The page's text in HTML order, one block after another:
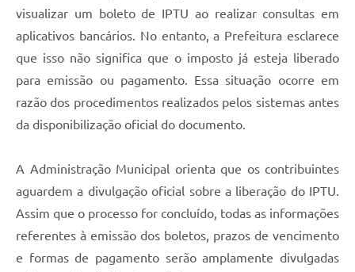
visualizar um boleto de IPTU ao realizar consultas em
aplicativos bancários. No entanto, a Prefeitura esclarece
que isso não significa que o imposto já esteja liberado
para emissão ou pagamento. Essa situação ocorre em
razão dos procedimentos realizados pelos sistemas antes
da disponibilização oficial do documento.
A Administração Municipal orienta que os contribuintes
aguardem a divulgação oficial sobre a liberação do IPTU.
Assim que o processo for concluído, todas as informações
referentes à emissão dos boletos, prazos de vencimento
e formas de pagamento serão amplamente divulgadas